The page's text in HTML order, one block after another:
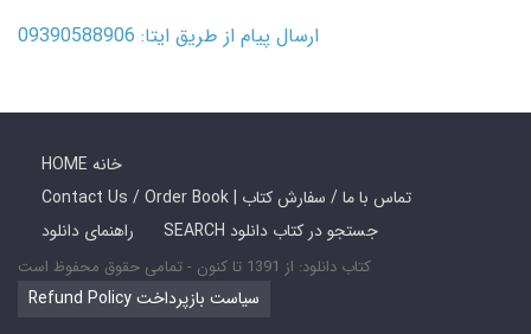
ارسال پیام از طریق ایتا: 09390588906
HOME خانه
Contact Us / Order Book | تماس با ما / سفارش کتاب
راهنمای دانلود
SEARCH جستجو در کتاب دانلود
کتاب دانلود: از 1391 تا کنون - تمامی حقوق محفوظ است
Refund Policy سیاست بازپرداخت